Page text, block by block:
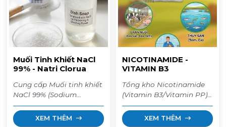
Muối Tinh Khiết NaCl
99% - Natri Clorua
Cung cấp Muối tinh khiết
NaCl 99% (Sodium
Chloride) nhập khẩu (TRS
Thái Lan/Trung Quốc).
Muối công nghiệp chất
XEM THÊM
NICOTINAMIDE -
VITAMIN B3
Tổng kho Nicotinamide
(Vitamin B3/Vitamin PP)
nguyên liệu. Giúp heo/gà
phòng bệnh viêm da,
rụng lông, đen lưỡi; giúp
XEM THÊM